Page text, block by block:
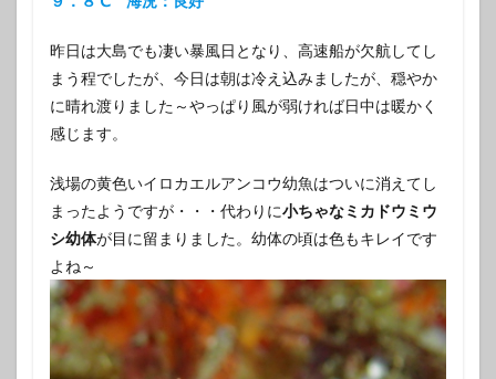
昨日は大島でも凄い暴風日となり、高速船が欠航してし
まう程でしたが、今日は朝は冷え込みましたが、穏やか
に晴れ渡りました～やっぱり風が弱ければ日中は暖かく
感じます。
浅場の黄色いイロカエルアンコウ幼魚はついに消えてし
まったようですが・・・代わりに小ちゃなミカドウミウ
シ幼体が目に留まりました。幼体の頃は色もキレイです
よね～